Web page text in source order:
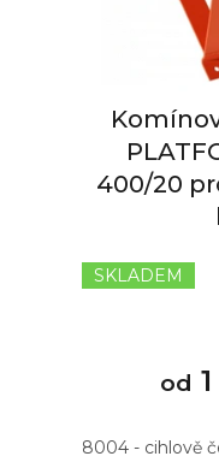
400/20
SKLADEM
od
8004 - cihlově